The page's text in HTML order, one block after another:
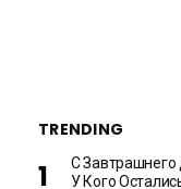
TRENDING
С Завтрашнего
У Кого